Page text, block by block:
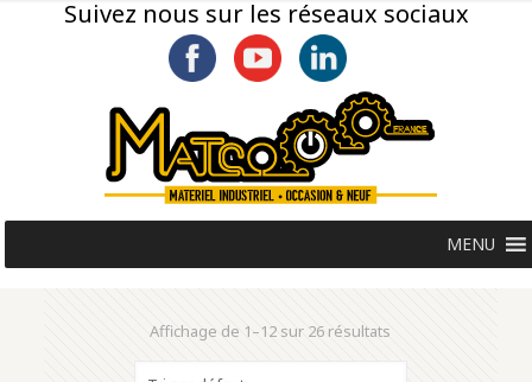
Suivez nous sur les réseaux sociaux
MENU
Affichage de 1–12 sur 26 résultats